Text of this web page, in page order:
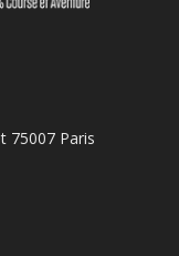
75007 Paris